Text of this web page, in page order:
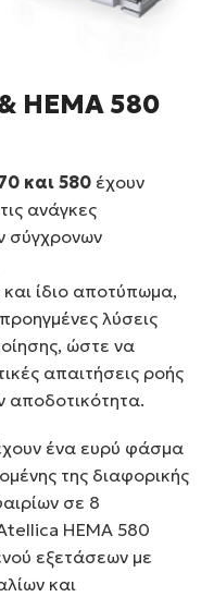
HEMA 580
και 580 έχουν
ανάγκες
σύγχρονων
ίδιο αποτύπωμα,
λύσεις
ώστε να
απαιτήσεις ροής
αποδοτικότητα.
ένα ευρύ φάσμα
της διαφορικής
σε 8
HEMA 580
εξετάσεων με
και